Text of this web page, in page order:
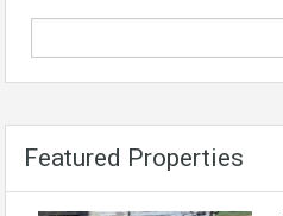
Featured Properties